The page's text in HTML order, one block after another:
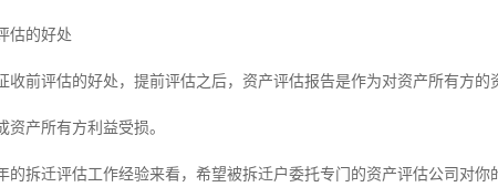
估的好处
收前评估的好处，提前评估之后，资产评估报告是作为对资产所有方
资产所有方利益受损。
的拆迁评估工作经验来看，希望被拆迁户委托专门的资产评估公司对